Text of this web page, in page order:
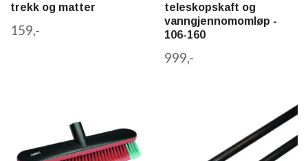
trekk og matter
159,-
teleskopskaft og
vanngjennomomløp -
106-160
999,-